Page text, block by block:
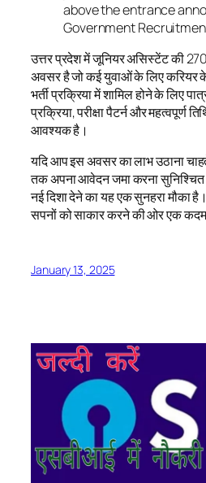
उत्तर प्रदेश में जूनियर असिस्टेंट की
अवसर है जो कई युवाओं के लिए करियर
भर्ती प्रक्रिया में शामिल होने के लिए
प्रक्रिया, परीक्षा पैटर्न और महत्वपूर्ण
आवश्यक है।
यदि आप इस अवसर का लाभ उठाना
तक अपना आवेदन जमा करना
नई दिशा देने का यह एक सुनहरा मौका
सपनों को साकार करने की ओर एक कदम
January 13, 2025